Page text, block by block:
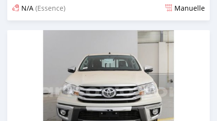
N/A (Essence) Manuelle
Publié il y a presque 6 ans